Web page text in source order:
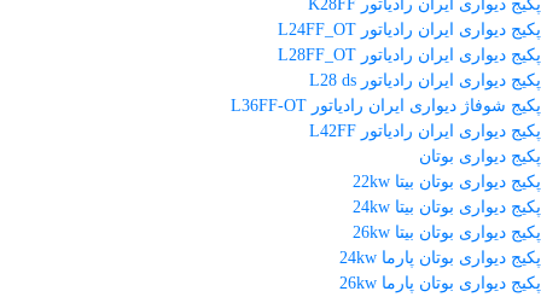
پکیج دیواری ایران رادیاتور K28FF
پکیج دیواری ایران رادیاتور L24FF_OT
پکیج دیواری ایران رادیاتور L28FF_OT
پکیج دیواری ایران رادیاتور L28 ds
پکیج شوفاژ دیواری ایران رادیاتور L36FF-OT
پکیج دیواری ایران رادیاتور L42FF
پکیج دیواری بوتان
پکیج دیواری بوتان بیتا 22kw
پکیج دیواری بوتان بیتا 24kw
پکیج دیواری بوتان بیتا 26kw
پکیج دیواری بوتان پارما 24kw
پکیج دیواری بوتان پارما 26kw